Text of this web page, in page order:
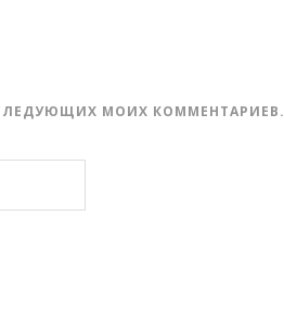
МОИХ КОММЕНТАРИЕВ.